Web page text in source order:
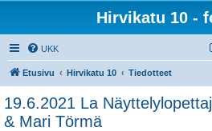
Hirvikatu 10 -
UKK
Etusivu Hirvikatu 10 Tiedotteet
19.6.2021 La
& Mari Törmä